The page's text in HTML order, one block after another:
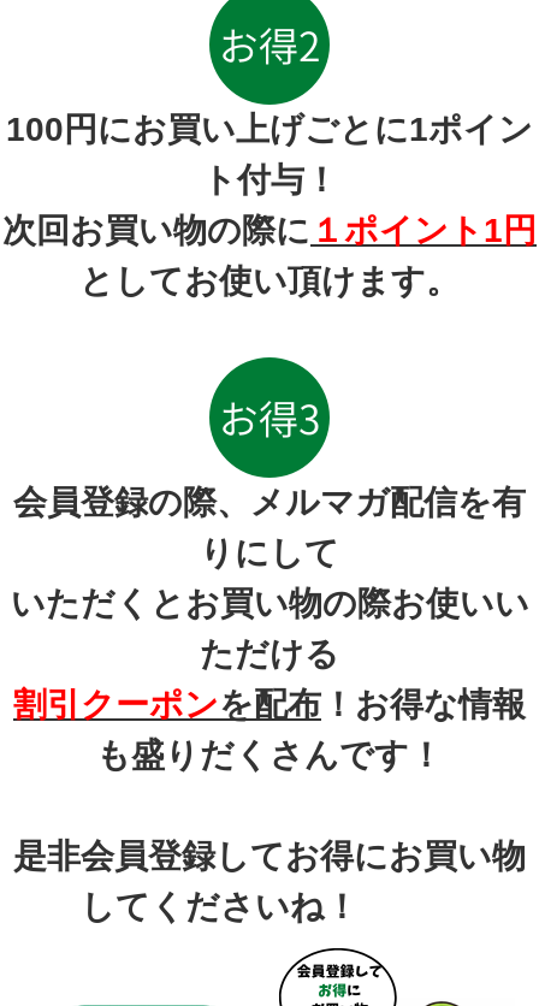
100円にお買い上げごとに1ポイン
ト付与！
次回お買い物の際に １ポイント1円
としてお使い頂けます。
会員登録の際、メルマガ配信を有
りにして
いただくとお買い物の際お使いい
ただける
割引クーポンを配布 ！お得な情報
も盛りだくさんです！
是非会員登録してお得にお買い物
してくださいね！